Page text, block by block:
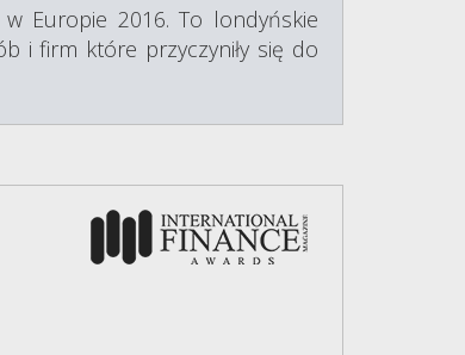
Europie 2016. To londyńskie
i firm które przyczyniły się do